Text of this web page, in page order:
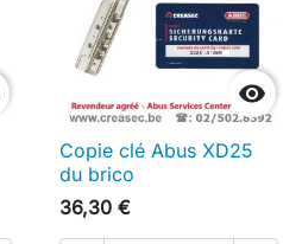

Copie clé Abus XD25
du brico
36,30 €